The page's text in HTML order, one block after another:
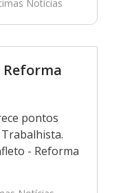
Notícias
pontos
- Reforma